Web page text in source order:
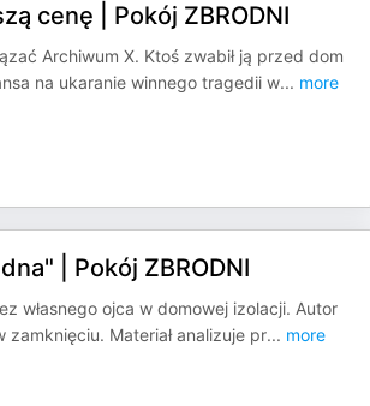
cenę | Pokój ZBRODNI
Archiwum X. Ktoś zwabił ją przed dom
na ukaranie winnego tragedii w... more
| Pokój ZBRODNI
własnego ojca w domowej izolacji. Autor
Materiał analizuje pr... more